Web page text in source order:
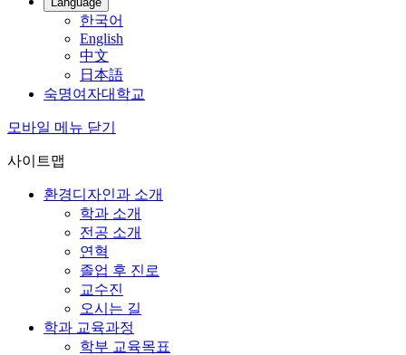
한국어
English
中文
日本語
숙명여자대학교
모바일 메뉴 닫기
사이트맵
환경디자인과 소개
학과 소개
전공 소개
연혁
졸업 후 진로
교수진
오시는 길
학과 교육과정
학부 교육목표